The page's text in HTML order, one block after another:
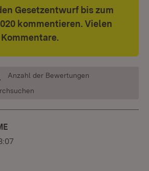
Gesetzentwurf bis zum
kommentieren. Vielen
Anzahl der Bewertungen